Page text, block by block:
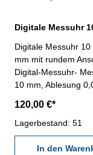
Digitale Messuhr 10
mm mit rundem
Digital-Messuhr-
10 mm, Ablesung
(20 µm)- mit Preset
umkehrbarer
Anschlag: Ø 40 mm
Verlängerungen: 10,
120,00 €*
Lagerbestand: 51
In den